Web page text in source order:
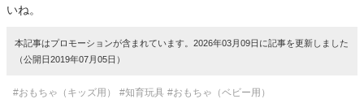
いね。
本記事はプロモーションが含まれています。2026年03月09日に記事を更新しました
（公開日2019年07月05日）
#おもちゃ（キッズ用） #知育玩具 #おもちゃ（ベビー用）